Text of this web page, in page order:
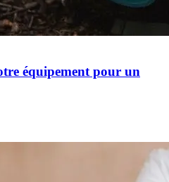
équipement pour un